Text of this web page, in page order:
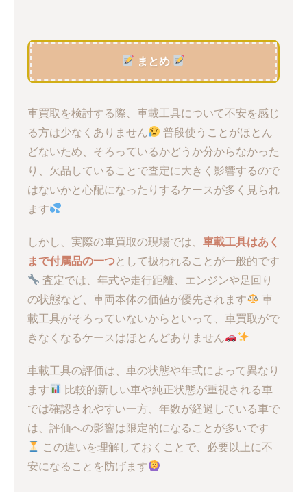
まとめ
車買取を検討する際、車載工具について不安を感じ
る方は少なくありません
普段使うことがほとん
どないため、そろっているかどうか分からなかった
り、欠品していることで査定に大きく影響するので
はないかと心配になったりするケースが多く見られ
ます
しかし、実際の車買取の現場では、 車載工具はあく
まで付属品の一つとして扱われることが一般的です
査定では、年式や走行距離、エンジンや足回り
の状態など、車両本体の価値が優先されます
車
載工具がそろっていないからといって、車買取がで
きなくなるケースはほとんどありません
車載工具の評価は、車の状態や年式によって異なり
ます
比較的新しい車や純正状態が重視される車
では確認されやすい一方、年数が経過している車で
は、評価への影響は限定的になることが多いです
この違いを理解しておくことで、必要以上に不
安になることを防げます